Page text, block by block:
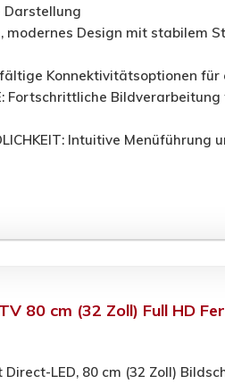
Darstellung
modernes Design mit
Konnektivitätsoptionen
Fortschrittliche
Intuitive
80 cm (32 Zoll) Full HD
Direct-LED, 80 cm (32 Zoll)